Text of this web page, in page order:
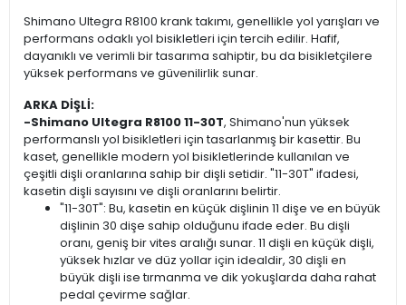
Shimano Ultegra R8100 krank takımı, genellikle yol yarışları ve
performans odaklı yol bisikletleri için tercih edilir. Hafif,
dayanıklı ve verimli bir tasarıma sahiptir, bu da bisikletçilere
yüksek performans ve güvenilirlik sunar.
ARKA DİŞLİ:
-Shimano Ultegra R8100 11-30T, Shimano'nun yüksek
performanslı yol bisikletleri için tasarlanmış bir kasettir. Bu
kaset, genellikle modern yol bisikletlerinde kullanılan ve
çeşitli dişli oranlarına sahip bir dişli setidir. "11-30T" ifadesi,
kasetin dişli sayısını ve dişli oranlarını belirtir.
"11-30T": Bu, kasetin en küçük dişlinin 11 dişe ve en büyük
dişlinin 30 dişe sahip olduğunu ifade eder. Bu dişli
oranı, geniş bir vites aralığı sunar. 11 dişli en küçük dişli,
yüksek hızlar ve düz yollar için idealdir, 30 dişli en
büyük dişli ise tırmanma ve dik yokuşlarda daha rahat
pedal çevirme sağlar.